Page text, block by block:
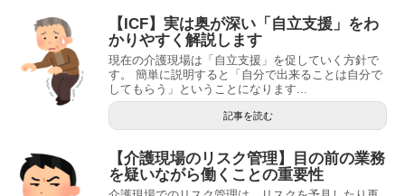
【ICF】実は奥が深い「自立支援」をわ
かりやすく解説します
現在の介護現場は「自立支援」を促していく方針で
す。 簡単に説明すると「自分で出来ることは自分で
してもらう」ということになります...
記事を読む
【介護現場のリスク管理】目の前の業務
を疑いながら働くことの重要性